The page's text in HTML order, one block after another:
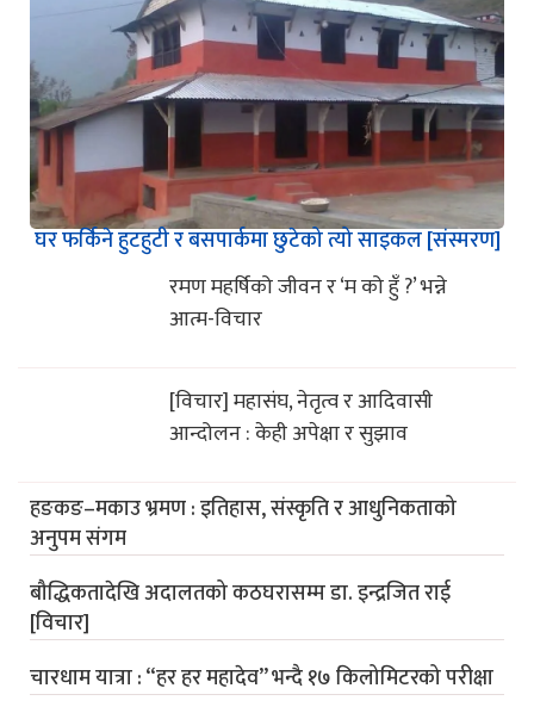
घर फर्किने हुटहुटी र बसपार्कमा छुटेको त्यो साइकल [संस्मरण]
रमण महर्षिको जीवन र ‘म को हुँ ?’ भन्ने
आत्म-विचार
[विचार] महासंघ, नेतृत्व र आदिवासी
आन्दोलन : केही अपेक्षा र सुझाव
हङकङ–मकाउ भ्रमण : इतिहास, संस्कृति र आधुनिकताको
अनुपम संगम
बौद्धिकतादेखि अदालतको कठघरासम्म डा. इन्द्रजित राई
[विचार]
चारधाम यात्रा : “हर हर महादेव” भन्दै १७ किलोमिटरको परीक्षा